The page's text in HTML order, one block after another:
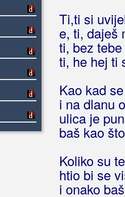
Ti,ti si
e, ti, daješ
ti, bez
ti, he hej ti
Kao kad
i na dlanu
ulica je
baš kao
Koliko su
htio bi se
i onako